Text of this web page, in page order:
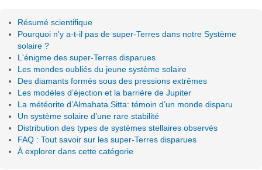
Résumé scientifique
Pourquoi n'y a-t-il pas de super-Terres dans notre Système
solaire ?
L'énigme des super-Terres disparues
Les mondes oubliés du jeune système solaire
Des diamants formés sous des pressions extrêmes
Les modèles d’éjection et la barrière de Jupiter
La météorite d’Almahata Sitta: témoin d’un monde disparu
Un système solaire d’une rare stabilité
Distribution des types de systèmes stellaires observés
FAQ : Tout savoir sur les super-Terres disparues
À explorer dans cette catégorie